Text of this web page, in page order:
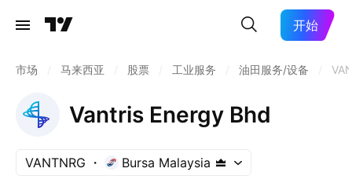
开始
市场 马来西亚 股票 工业服务 油田服务/设备
Vantris Energy Bhd
VANTNRG Bursa Malaysia